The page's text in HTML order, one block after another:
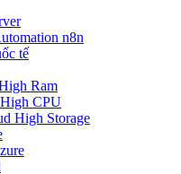
n8n
tế
Ram
CPU
High Storage